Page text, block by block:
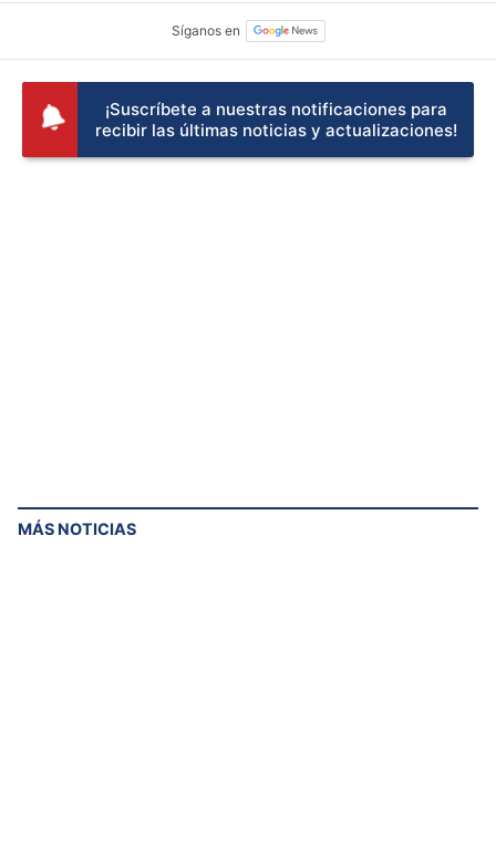
¡Suscríbete a nuestras notificaciones para
recibir las últimas noticias y actualizaciones!
MÁS NOTICIAS